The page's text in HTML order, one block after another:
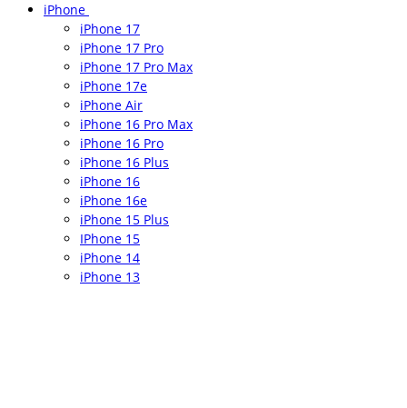
iPhone
iPhone 17
iPhone 17 Pro
iPhone 17 Pro Max
iPhone 17e
iPhone Air
iPhone 16 Pro Max
iPhone 16 Pro
iPhone 16 Plus
iPhone 16
iPhone 16e
iPhone 15 Plus
IPhone 15
iPhone 14
iPhone 13